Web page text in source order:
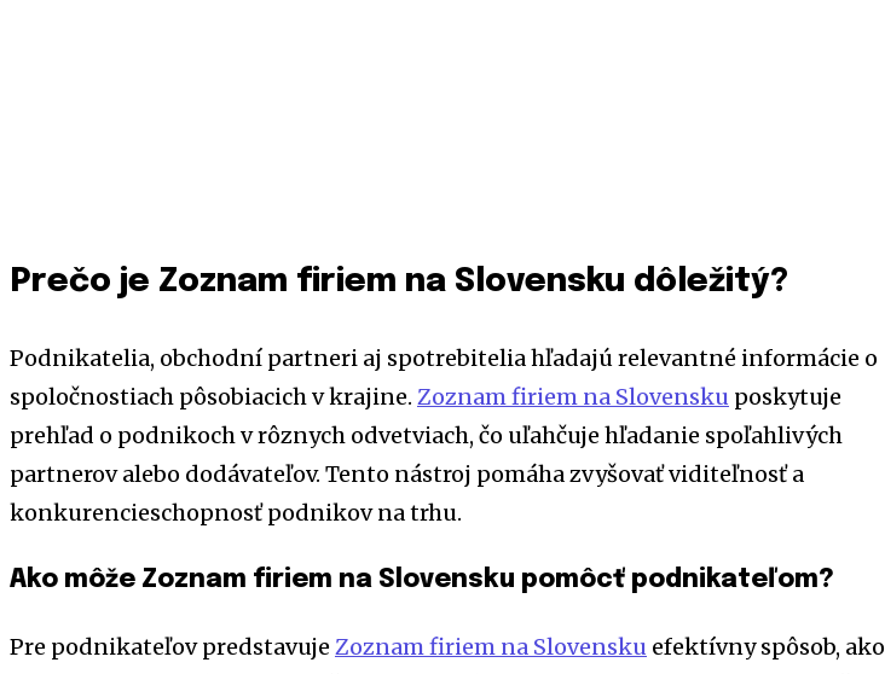
Prečo je Zoznam firiem na Slovensku dôležitý?
Podnikatelia, obchodní partneri aj spotrebitelia hľadajú relevantné informácie o
spoločnostiach pôsobiacich v krajine. Zoznam firiem na Slovensku poskytuje
prehľad o podnikoch v rôznych odvetviach, čo uľahčuje hľadanie spoľahlivých
partnerov alebo dodávateľov. Tento nástroj pomáha zvyšovať viditeľnosť a
konkurencieschopnosť podnikov na trhu.
Ako môže Zoznam firiem na Slovensku pomôcť podnikateľom?
Pre podnikateľov predstavuje Zoznam firiem na Slovensku efektívny spôsob, ako